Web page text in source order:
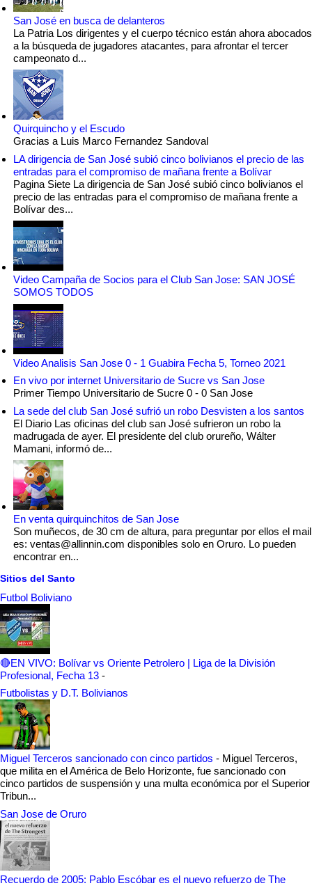
San José en busca de delanteros
La Patria Los dirigentes y el cuerpo técnico están ahora abocados
a la búsqueda de jugadores atacantes, para afrontar el tercer
campeonato d...
Quirquincho y el Escudo
Gracias a Luis Marco Fernandez Sandoval
LA dirigencia de San José subió cinco bolivianos el precio de las
entradas para el compromiso de mañana frente a Bolívar
Pagina Siete La dirigencia de San José subió cinco bolivianos el
precio de las entradas para el compromiso de mañana frente a
Bolívar des...
Video Campaña de Socios para el Club San Jose: SAN JOSÉ
SOMOS TODOS
Video Analisis San Jose 0 - 1 Guabira Fecha 5, Torneo 2021
En vivo por internet Universitario de Sucre vs San Jose
Primer Tiempo Universitario de Sucre 0 - 0 San Jose
La sede del club San José sufrió un robo Desvisten a los santos
El Diario Las oficinas del club san José sufrieron un robo la
madrugada de ayer. El presidente del club orureño, Wálter
Mamani, informó de...
En venta quirquinchitos de San Jose
Son muñecos, de 30 cm de altura, para preguntar por ellos el mail
es: ventas@allinnin.com disponibles solo en Oruro. Lo pueden
encontrar en...
Sitios del Santo
Futbol Boliviano
🔴EN VIVO: Bolívar vs Oriente Petrolero | Liga de la División
Profesional, Fecha 13 -
Futbolistas y D.T. Bolivianos
Miguel Terceros sancionado con cinco partidos - Miguel Terceros,
que milita en el América de Belo Horizonte, fue sancionado con
cinco partidos de suspensión y una multa económica por el Superior
Tribun...
San Jose de Oruro
Recuerdo de 2005: Pablo Escóbar es el nuevo refuerzo de The